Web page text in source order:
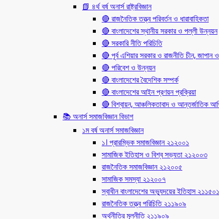
📗 ৪র্থ বর্ষ অনার্স রাষ্ট্রবিজ্ঞান
🔴 রাজনৈতিক তত্ত্ব পরিবর্তন ও ধারাবাহিকতা
🔴 বাংলাদেশের স্থানীয় সরকার ও পল্লী উন্নয়ন
🔴 সরকারি নীতি পরিচিতি
🔴 পূর্ব এশিয়ার সরকার ও রাজনীতি চীন, জাপান
🔴 পরিবেশ ও উন্নয়ন
🔴 বাংলাদেশের বৈদেশিক সম্পর্ক
🔴 বাংলাদেশের আইন প্রণয়ন প্রক্রিয়া
🔴 বিশ্বায়ন, আঞ্চলিকতাবাদ ও আন্তর্জাতিক
📚 অনার্স সমাজবিজ্ঞান বিভাগ
১ম বর্ষ অনার্স সমাজবিজ্ঞান
১। প্রারম্ভিক সমাজবিজ্ঞান ২১২০০১
সামাজিক ইতিহাস ও বিশ্ব সভ্যতা ২১২০০৩
রাজনৈতিক সমাজবিজ্ঞান ২১২০০৫
সামাজিক সমস্যা ২১২০০৭
স্বাধীন বাংলাদেশের অভ্যুদয়ের ইতিহাস ২১১৫০১
রাজনৈতিক তত্ত্ব পরিচিতি ২১১৯০৯
অর্থনীতির মূলনীতি ২১১৯০৯